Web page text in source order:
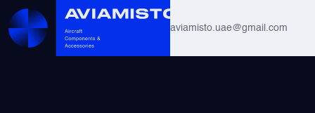
aviamisto.uae@gmail.com